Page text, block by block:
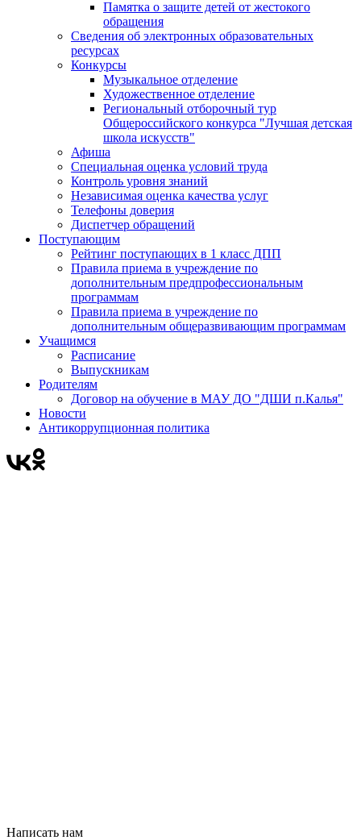
Памятка о защите детей от жестокого
обращения
Сведения об электронных образовательных
ресурсах
Конкурсы
Музыкальное отделение
Художественное отделение
Региональный отборочный тур
Общероссийского конкурса "Лучшая детская
школа искусств"
Афиша
Специальная оценка условий труда
Контроль уровня знаний
Независимая оценка качества услуг
Телефоны доверия
Диспетчер обращений
Поступающим
Рейтинг поступающих в 1 класс ДПП
Правила приема в учреждение по
дополнительным предпрофессиональным
программам
Правила приема в учреждение по
дополнительным общеразвивающим программам
Учащимся
Расписание
Выпускникам
Родителям
Договор на обучение в МАУ ДО "ДШИ п.Калья"
Новости
Антикоррупционная политика
Написать нам